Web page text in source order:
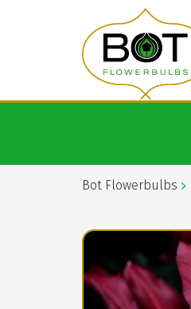
Bot Flowerbulbs